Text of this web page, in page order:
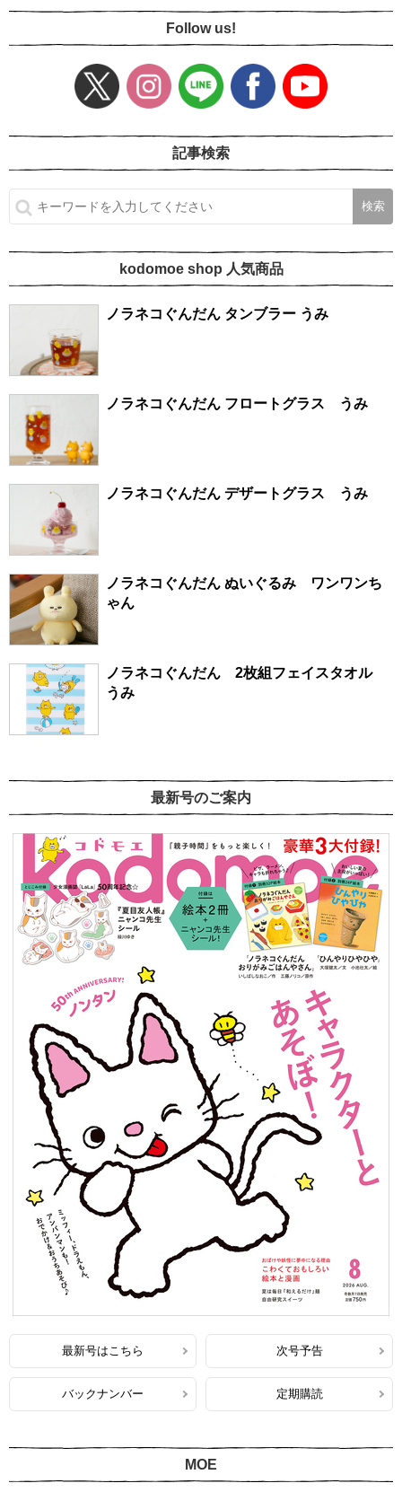
Follow us!
記事検索
kodomoe shop 人気商品
ノラネコぐんだん タンブラー うみ
ノラネコぐんだん フロートグラス うみ
ノラネコぐんだん デザートグラス うみ
ノラネコぐんだん ぬいぐるみ ワンワンち
ゃん
ノラネコぐんだん 2枚組フェイスタオル
うみ
最新号のご案内
最新号はこちら 次号予告
バックナンバー 定期購読
MOE